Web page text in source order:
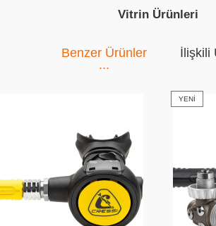
Vitrin Ürünleri
Benzer Ürünler İlişkili
YENI